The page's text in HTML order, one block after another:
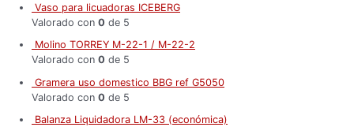
Vaso para licuadoras ICEBERG
Valorado con 0 de 5
Molino TORREY M-22-1 / M-22-2
Valorado con 0 de 5
Gramera uso domestico BBG ref G5050
Valorado con 0 de 5
Balanza Liquidadora LM-33 (económica)